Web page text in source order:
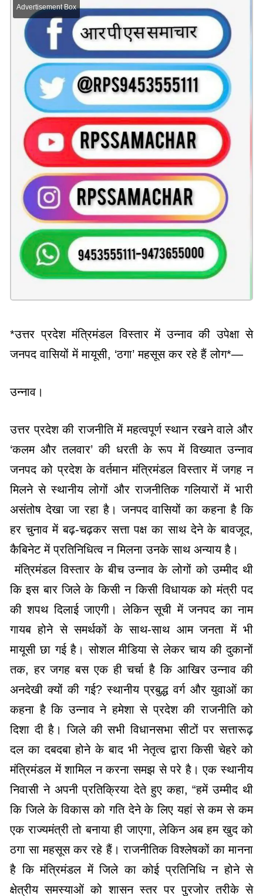
Advertisement Box
*उत्तर प्रदेश मंत्रिमंडल विस्तार में उन्नाव की उपेक्षा से
जनपद वासियों में मायूसी, ‘ठगा’ महसूस कर रहे हैं लोग*—
​उन्नाव।
उत्तर प्रदेश की राजनीति में महत्वपूर्ण स्थान रखने वाले और
‘कलम और तलवार’ की धरती के रूप में विख्यात उन्नाव
जनपद को प्रदेश के वर्तमान मंत्रिमंडल विस्तार में जगह न
मिलने से स्थानीय लोगों और राजनीतिक गलियारों में भारी
असंतोष देखा जा रहा है। जनपद वासियों का कहना है कि
हर चुनाव में बढ़-चढ़कर सत्ता पक्ष का साथ देने के बावजूद,
कैबिनेट में प्रतिनिधित्व न मिलना उनके साथ अन्याय है।
​ मंत्रिमंडल विस्तार के बीच उन्नाव के लोगों को उम्मीद थी
कि इस बार जिले के किसी न किसी विधायक को मंत्री पद
की शपथ दिलाई जाएगी। लेकिन सूची में जनपद का नाम
गायब होने से समर्थकों के साथ-साथ आम जनता में भी
मायूसी छा गई है। सोशल मीडिया से लेकर चाय की दुकानों
तक, हर जगह बस एक ही चर्चा है कि आखिर उन्नाव की
अनदेखी क्यों की गई? ​स्थानीय प्रबुद्ध वर्ग और युवाओं का
कहना है कि उन्नाव ने हमेशा से प्रदेश की राजनीति को
दिशा दी है। जिले की सभी विधानसभा सीटों पर सत्तारूढ़
दल का दबदबा होने के बाद भी नेतृत्व द्वारा किसी चेहरे को
मंत्रिमंडल में शामिल न करना समझ से परे है। एक स्थानीय
निवासी ने अपनी प्रतिक्रिया देते हुए कहा, “हमें उम्मीद थी
कि जिले के विकास को गति देने के लिए यहां से कम से कम
एक राज्यमंत्री तो बनाया ही जाएगा, लेकिन अब हम खुद को
ठगा सा महसूस कर रहे हैं। ​राजनीतिक विश्लेषकों का मानना
है कि मंत्रिमंडल में जिले का कोई प्रतिनिधि न होने से
क्षेत्रीय समस्याओं को शासन स्तर पर पुरजोर तरीके से